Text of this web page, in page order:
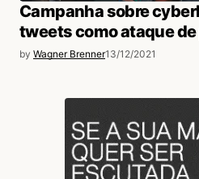
Campanha sobre
tweets como ataque
by Wagner Brenner13/12/2021